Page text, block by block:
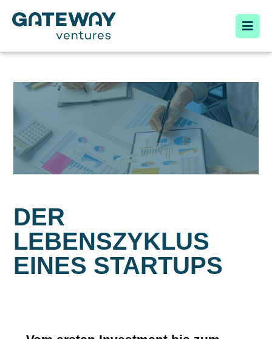
DER
LEBENSZYKLUS
EINES STARTUPS